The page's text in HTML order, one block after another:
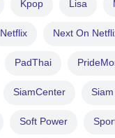
Kpop Lisa
Netflix Next On
PadThai
SiamCenter
Soft Power